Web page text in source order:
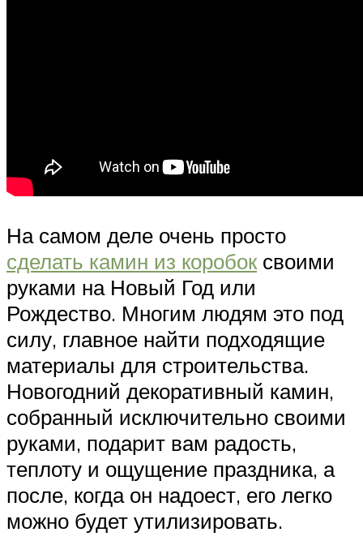
На самом деле очень просто
сделать камин из коробок своими
руками на Новый Год или
Рождество. Многим людям это под
силу, главное найти подходящие
материалы для строительства.
Новогодний декоративный камин,
собранный исключительно своими
руками, подарит вам радость,
теплоту и ощущение праздника, а
после, когда он надоест, его легко
можно будет утилизировать.